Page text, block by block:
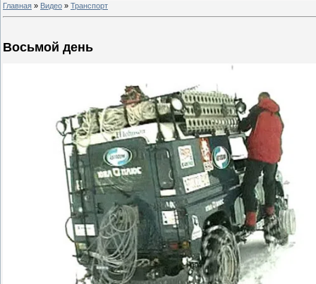
Главная » Видео » Транспорт
Восьмой день